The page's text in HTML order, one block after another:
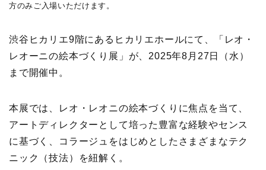
方のみご入場いただけます。
渋谷ヒカリエ9階にあるヒカリエホールにて、「レオ・
レオーニの絵本づくり展」が、2025年8月27日（水）
まで開催中。
本展では、レオ・レオニの絵本づくりに焦点を当て、
アートディレクターとして培った豊富な経験やセンス
に基づく、コラージュをはじめとしたさまざまなテク
ニック（技法）を紐解く。